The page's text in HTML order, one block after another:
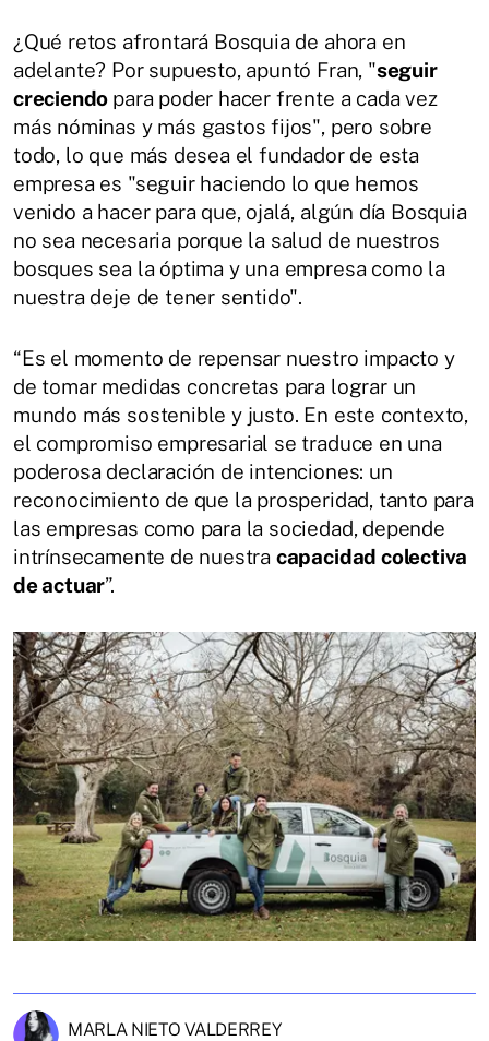
¿Qué retos afrontará Bosquia de ahora en
adelante? Por supuesto, apuntó Fran, "seguir
creciendo para poder hacer frente a cada vez
más nóminas y más gastos fijos", pero sobre
todo, lo que más desea el fundador de esta
empresa es "seguir haciendo lo que hemos
venido a hacer para que, ojalá, algún día Bosquia
no sea necesaria porque la salud de nuestros
bosques sea la óptima y una empresa como la
nuestra deje de tener sentido".
“Es el momento de repensar nuestro impacto y
de tomar medidas concretas para lograr un
mundo más sostenible y justo. En este contexto,
el compromiso empresarial se traduce en una
poderosa declaración de intenciones: un
reconocimiento de que la prosperidad, tanto para
las empresas como para la sociedad, depende
intrínsecamente de nuestra capacidad colectiva
de actuar”.
MARLA NIETO VALDERREY